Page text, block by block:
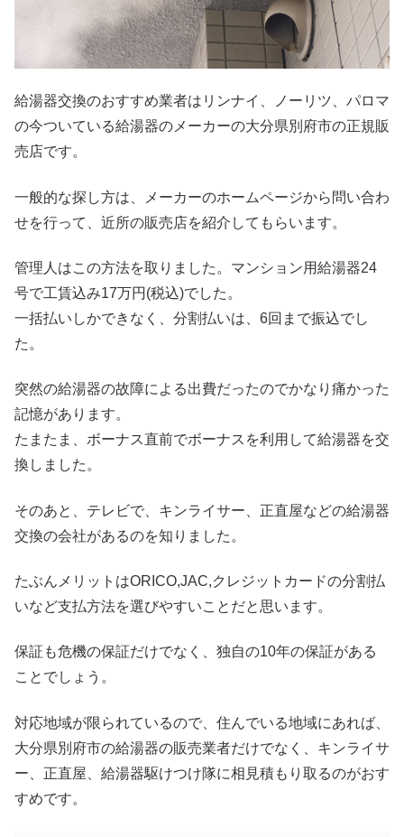
給湯器交換のおすすめ業者はリンナイ、ノーリツ、パロマ
の今ついている給湯器のメーカーの大分県別府市の正規販
売店です。
一般的な探し方は、メーカーのホームページから問い合わ
せを行って、近所の販売店を紹介してもらいます。
管理人はこの方法を取りました。マンション用給湯器24
号で工賃込み17万円(税込)でした。
一括払いしかできなく、分割払いは、6回まで振込でし
た。
突然の給湯器の故障による出費だったのでかなり痛かった
記憶があります。
たまたま、ボーナス直前でボーナスを利用して給湯器を交
換しました。
そのあと、テレビで、キンライサー、正直屋などの給湯器
交換の会社があるのを知りました。
たぶんメリットはORICO,JAC,クレジットカードの分割払
いなど支払方法を選びやすいことだと思います。
保証も危機の保証だけでなく、独自の10年の保証がある
ことでしょう。
対応地域が限られているので、住んでいる地域にあれば、
大分県別府市の給湯器の販売業者だけでなく、キンライサ
ー、正直屋、給湯器駆けつけ隊に相見積もり取るのがおす
すめです。